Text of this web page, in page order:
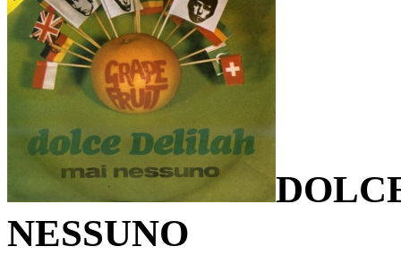
NESSUNO